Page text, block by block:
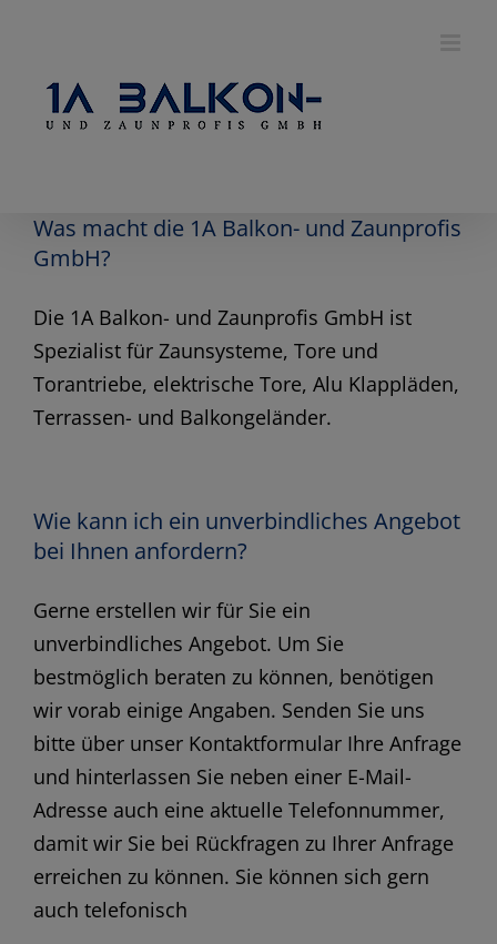
content
Was macht die 1A Balkon- und Zaunprofis
GmbH?
Die 1A Balkon- und Zaunprofis GmbH ist
Spezialist für Zaunsysteme, Tore und
Torantriebe, elektrische Tore, Alu Klappläden,
Terrassen- und Balkongeländer.
Wie kann ich ein unverbindliches Angebot
bei Ihnen anfordern?
Gerne erstellen wir für Sie ein
unverbindliches Angebot. Um Sie
bestmöglich beraten zu können, benötigen
wir vorab einige Angaben. Senden Sie uns
bitte über unser Kontaktformular Ihre Anfrage
und hinterlassen Sie neben einer E-Mail-
Adresse auch eine aktuelle Telefonnummer,
damit wir Sie bei Rückfragen zu Ihrer Anfrage
erreichen zu können. Sie können sich gern
auch telefonisch